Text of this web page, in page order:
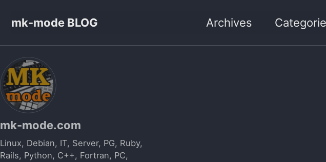
mk-mode BLOG Archives
mk-mode.com
Linux, Debian, IT, Server, PG, Ruby,
Rails, Python, C++, Fortran, PC,